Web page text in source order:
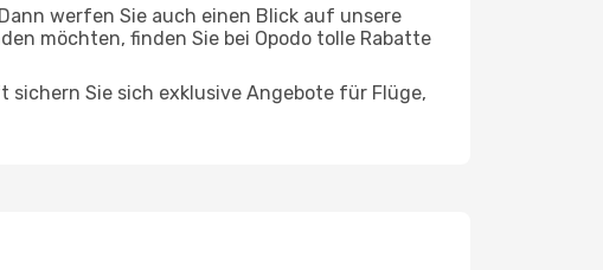
werfen Sie auch einen Blick auf unsere
möchten, finden Sie bei Opodo tolle Rabatte
sichern Sie sich exklusive Angebote für Flüge,